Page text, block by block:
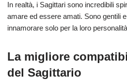
In realtà, i Sagittari sono incredibili
amare ed essere amati. Sono gentili
innamorare solo per la loro
La migliore
del Sagittario